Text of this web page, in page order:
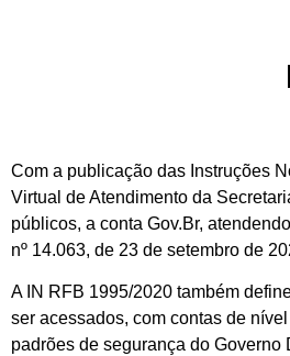
Com a publicação das Instruções
Virtual de Atendimento da
públicos, a conta Gov.Br,
nº 14.063, de 23 de setembro de
A IN RFB 1995/2020 também
ser acessados, com contas de
padrões de segurança do Governo